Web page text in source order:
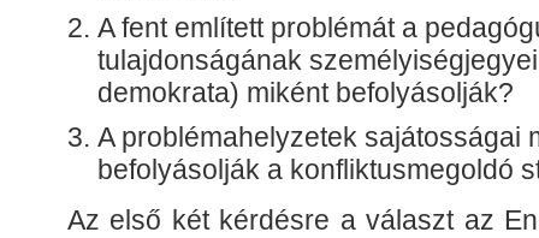
A fent említett problémát a
tulajdonságának
demokrata) miként befolyásolják?
A problémahelyzetek sajátosságai
befolyásolják a konfliktusmegoldó
Az első két kérdésre a választ az